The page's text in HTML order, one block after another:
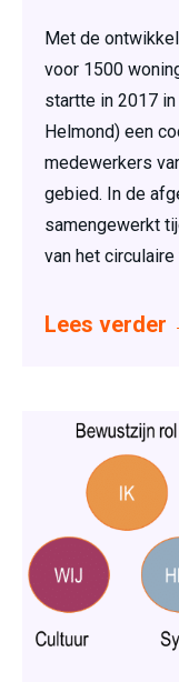
Met de
voor 1500
startte in 2017
Helmond) een
medewerkers
gebied. In de
samengewerkt
van het
Lees verder